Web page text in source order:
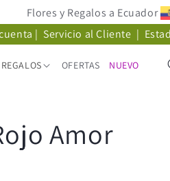
Flores y Regalos a Ecuador
| Servicio al Cliente |
OFERTAS NUEVO
Amor